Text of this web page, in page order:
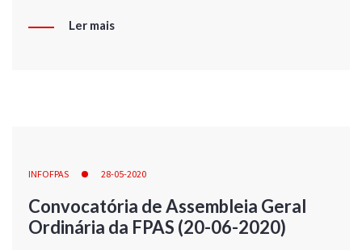
Ler mais
INFOFPAS 28-05-2020
Convocatória de Assembleia Geral
Ordinária da FPAS (20-06-2020)